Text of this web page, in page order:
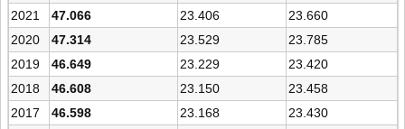
2021
47.066 23.406
23.660
2020
47.314 23.529
23.785
2019
46.649 23.229
23.420
2018
46.608 23.150
23.458
2017
46.598 23.168
23.430